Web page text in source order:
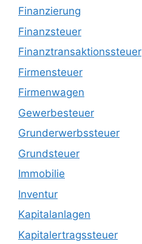
Finanzierung
Finanzsteuer
Finanztransaktionssteuer
Firmensteuer
Firmenwagen
Gewerbesteuer
Grunderwerbssteuer
Grundsteuer
Immobilie
Inventur
Kapitalanlagen
Kapitalertragssteuer